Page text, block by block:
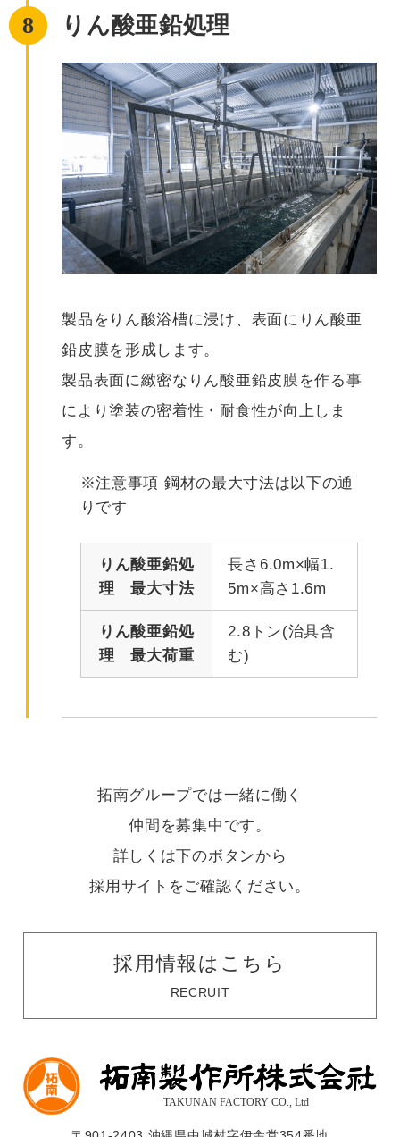
8 りん酸亜鉛処理
製品をりん酸浴槽に浸け、表面にりん酸亜
鉛皮膜を形成します。
製品表面に緻密なりん酸亜鉛皮膜を作る事
により塗装の密着性・耐食性が向上しま
す。
※注意事項 鋼材の最大寸法は以下の通
りです
りん酸亜鉛処
理 最大寸法
長さ6.0m×幅1.
5m×高さ1.6m
りん酸亜鉛処
理 最大荷重
2.8トン(治具含
む)
拓南グループでは一緒に働く
仲間を募集中です。
詳しくは下のボタンから
採用サイトをご確認ください。
採用情報はこちら
RECRUIT